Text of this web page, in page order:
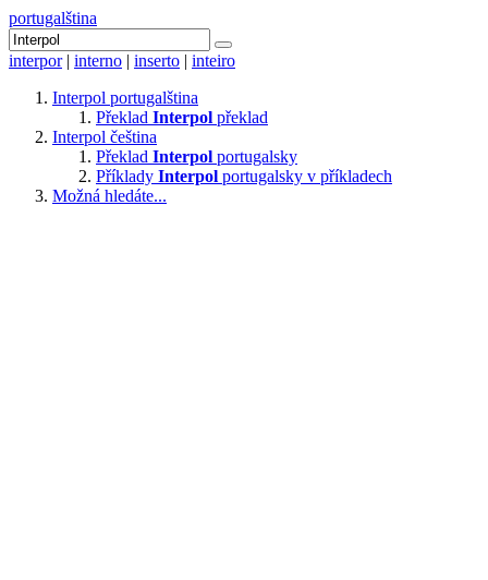
portugalština
interpor | interno | inserto | inteiro
Interpol portugalština
Překlad Interpol překlad
Interpol čeština
Překlad Interpol portugalsky
Příklady Interpol portugalsky v příkladech
Možná hledáte...